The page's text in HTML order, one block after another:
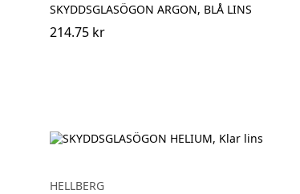
SKYDDSGLASÖGON ARGON, BLÅ LINS
214.75 kr
HELLBERG